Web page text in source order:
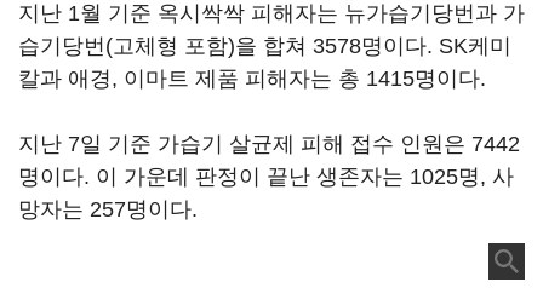
지난 1월 기준 옥시싹싹 피해자는 뉴가습기당번과 가
습기당번(고체형 포함)을 합쳐 3578명이다. SK케미
칼과 애경, 이마트 제품 피해자는 총 1415명이다.
지난 7일 기준 가습기 살균제 피해 접수 인원은 7442
명이다. 이 가운데 판정이 끝난 생존자는 1025명, 사
망자는 257명이다.